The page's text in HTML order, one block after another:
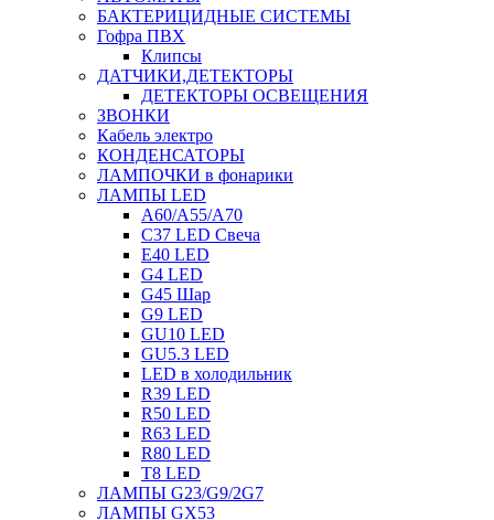
БАКТЕРИЦИДНЫЕ СИСТЕМЫ
Гофра ПВХ
Клипсы
ДАТЧИКИ,ДЕТЕКТОРЫ
ДЕТЕКТОРЫ ОСВЕЩЕНИЯ
ЗВОНКИ
Кабель электро
КОНДЕНСАТОРЫ
ЛАМПОЧКИ в фонарики
ЛАМПЫ LED
A60/A55/A70
C37 LED Свеча
E40 LED
G4 LED
G45 Шар
G9 LED
GU10 LED
GU5.3 LED
LED в холодильник
R39 LED
R50 LED
R63 LED
R80 LED
T8 LED
ЛАМПЫ G23/G9/2G7
ЛАМПЫ GX53